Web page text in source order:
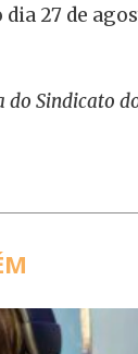
27 de
do Sindicato